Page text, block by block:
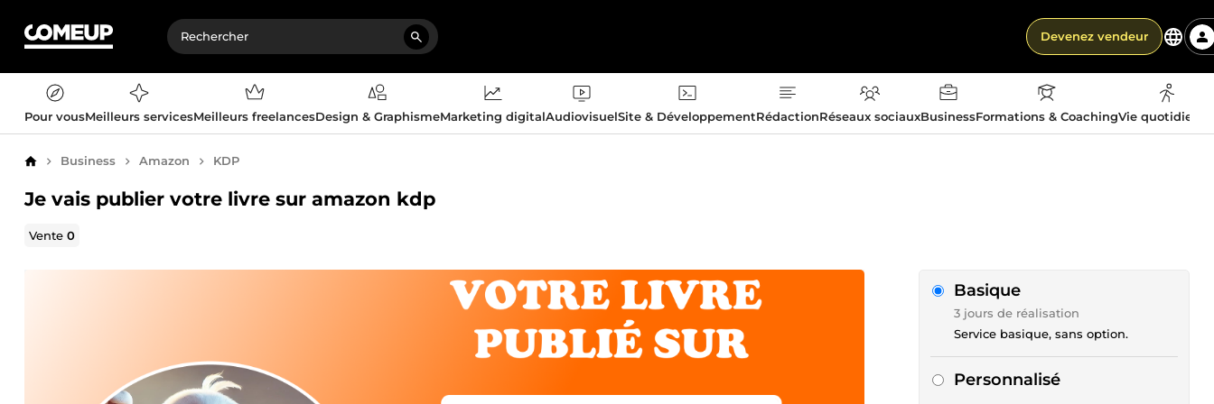
Devenez vendeur
Pour vousMeilleurs servicesMeilleurs freelancesDesign & GraphismeMarketing digitalAudiovisuelSite & DéveloppementRédactionRéseaux sociauxBusinessFormations & CoachingVie
AccueilBusiness Amazon KDP
Je vais publier votre livre sur amazon kdp
Vente0
Basique
3 jours de réalisation
Service basique, sans option.
Personnalisé